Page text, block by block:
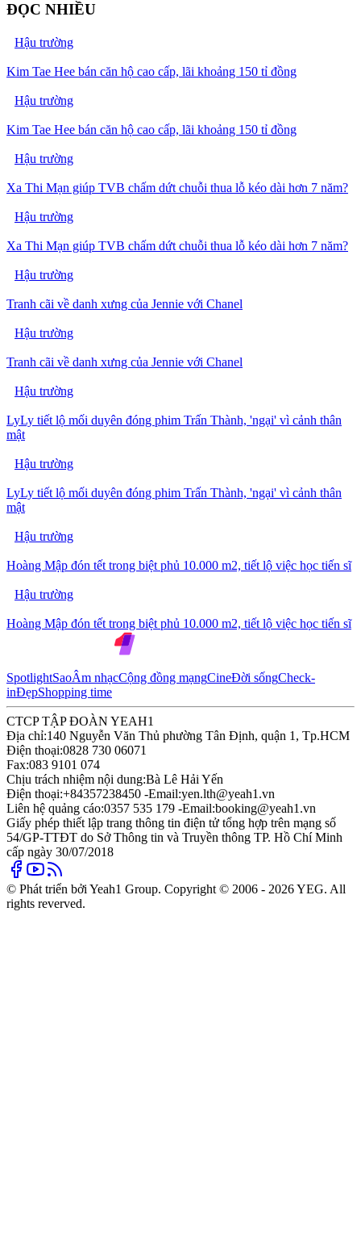
ĐỌC NHIỀU
Hậu trường
Kim Tae Hee bán căn hộ cao cấp, lãi khoảng 150 tỉ đồng
Hậu trường
Kim Tae Hee bán căn hộ cao cấp, lãi khoảng 150 tỉ đồng
Hậu trường
Xa Thi Mạn giúp TVB chấm dứt chuỗi thua lỗ kéo dài hơn 7 năm?
Hậu trường
Xa Thi Mạn giúp TVB chấm dứt chuỗi thua lỗ kéo dài hơn 7 năm?
Hậu trường
Tranh cãi về danh xưng của Jennie với Chanel
Hậu trường
Tranh cãi về danh xưng của Jennie với Chanel
Hậu trường
LyLy tiết lộ mối duyên đóng phim Trấn Thành, 'ngại' vì cảnh thân
mật
Hậu trường
LyLy tiết lộ mối duyên đóng phim Trấn Thành, 'ngại' vì cảnh thân
mật
Hậu trường
Hoàng Mập đón tết trong biệt phủ 10.000 m2, tiết lộ việc học tiến sĩ
Hậu trường
Hoàng Mập đón tết trong biệt phủ 10.000 m2, tiết lộ việc học tiến sĩ
SpotlightSaoÂm nhạcCộng đồng mạngCineĐời sốngCheck-
inĐẹpShopping time
CTCP TẬP ĐOÀN YEAH1
Địa chỉ:140 Nguyễn Văn Thủ phường Tân Định, quận 1, Tp.HCM
Điện thoại:0828 730 06071
Fax:083 9101 074
Chịu trách nhiệm nội dung:Bà Lê Hải Yến
Điện thoại:+84357238450 -Email:yen.lth@yeah1.vn
Liên hệ quảng cáo:0357 535 179 -Email:booking@yeah1.vn
Giấy phép thiết lập trang thông tin điện tử tổng hợp trên mạng số
54/GP-TTĐT do Sở Thông tin và Truyền thông TP. Hồ Chí Minh
cấp ngày 30/07/2018
© Phát triển bởi Yeah1 Group. Copyright © 2006 - 2026 YEG. All
rights reverved.